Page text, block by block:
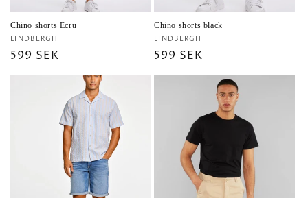
Chino shorts Ecru
Säljare:
LINDBERGH
Ordinarie
pris
599 SEK
Chino shorts black
Säljare:
LINDBERGH
Ordinarie
pris
599 SEK